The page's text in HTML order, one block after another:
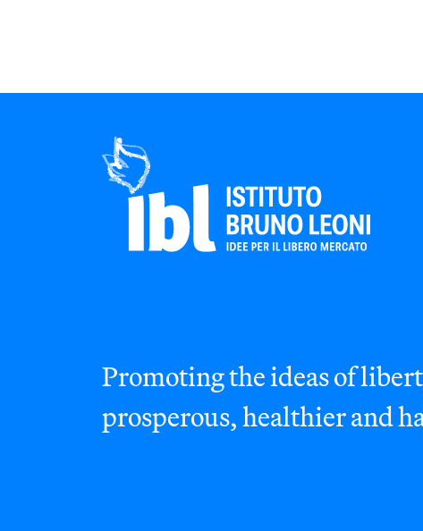
Promoting the ideas of
prosperous, healthier and